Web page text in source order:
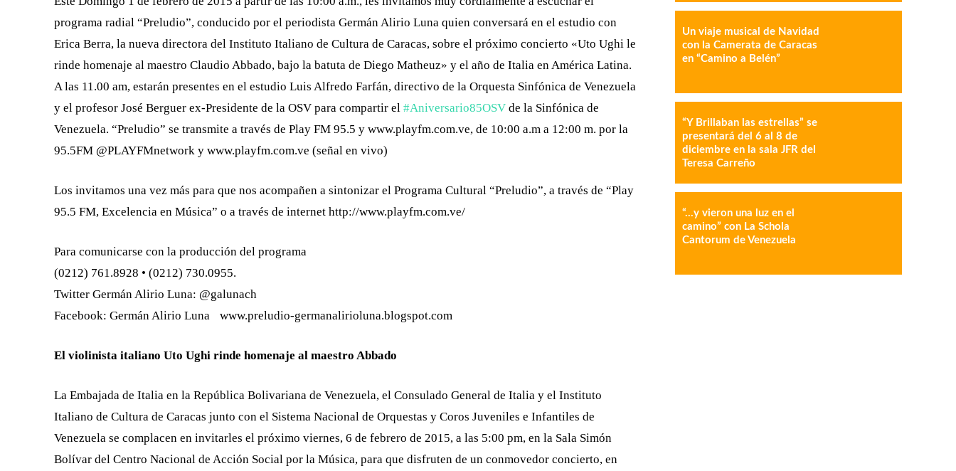
programa radial “Preludio”, conducido por el periodista Germán Alirio Luna quien conversará en el estudio con
Erica Berra, la nueva directora del Instituto Italiano de Cultura de Caracas, sobre el próximo concierto «Uto Ughi le
rinde homenaje al maestro Claudio Abbado, bajo la batuta de Diego Matheuz» y el año de Italia en América Latina.
A las 11.00 am, estarán presentes en el estudio Luis Alfredo Farfán, directivo de la Orquesta Sinfónica de Venezuela
y el profesor José Berguer ex-Presidente de la OSV para compartir el #‎Aniversario85OSV‬ de la Sinfónica de
Venezuela. “Preludio” se transmite a través de Play FM 95.5 y www.playfm.com.ve, de 10:00 a.m a 12:00 m. por la
95.5FM @PLAYFMnetwork y www.playfm.com.ve (señal en vivo)
Los invitamos una vez más para que nos acompañen a sintonizar el Programa Cultural “Preludio”, a través de “Play
95.5 FM, Excelencia en Música” o a través de internet http://www.playfm.com.ve/
Para comunicarse con la producción del programa
(0212) 761.8928 • (0212) 730.0955.
Twitter Germán Alirio Luna: @galunach
Facebook: Germán Alirio Luna www.preludio-germanalirioluna.blogspot.com
El violinista italiano Uto Ughi rinde homenaje al maestro Abbado
La Embajada de Italia en la República Bolivariana de Venezuela, el Consulado General de Italia y el Instituto
Italiano de Cultura de Caracas junto con el Sistema Nacional de Orquestas y Coros Juveniles e Infantiles de
Venezuela se complacen en invitarles el próximo viernes, 6 de febrero de 2015, a las 5:00 pm, en la Sala Simón
Bolívar del Centro Nacional de Acción Social por la Música, para que disfruten de un conmovedor concierto, en
Un viaje musical de Navidad
con la Camerata de Caracas
en “Camino a Belén”
“Y Brillaban las estrellas” se
presentará del 6 al 8 de
diciembre en la sala JFR del
Teresa Carreño
“…y vieron una luz en el
camino” con La Schola
Cantorum de Venezuela